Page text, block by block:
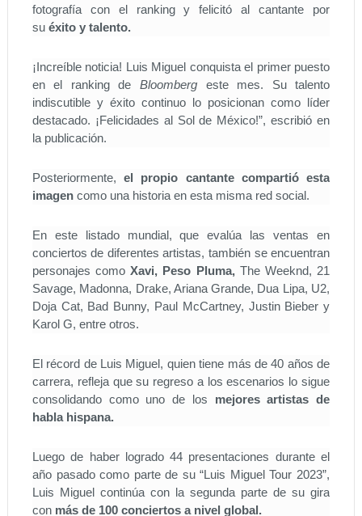
fotografía con el ranking y felicitó al cantante por
suéxito y talento.
¡Increíble noticia! Luis Miguel conquista el primer puesto
en el ranking de Bloomberg este mes. Su talento
indiscutible y éxito continuo lo posicionan como líder
destacado. ¡Felicidades al Sol de México!”, escribió en
la publicación.
Posteriormente,el propio cantante compartió esta
imagencomo una historia en esta misma red social.
En este listado mundial, que evalúa las ventas en
conciertos de diferentes artistas, también se encuentran
personajes comoXavi, Peso Pluma,The Weeknd, 21
Savage, Madonna, Drake, Ariana Grande, Dua Lipa, U2,
Doja Cat, Bad Bunny, Paul McCartney, Justin Bieber y
Karol G, entre otros.
El récord de Luis Miguel, quien tiene más de 40 años de
carrera, refleja que su regreso a los escenarios lo sigue
consolidando como uno de los mejores artistas de
habla hispana.
Luego de haber logrado 44 presentaciones durante el
año pasado como parte de su “Luis Miguel Tour 2023”,
Luis Miguel continúa con la segunda parte de su gira
con más de 100 conciertos a nivel global.